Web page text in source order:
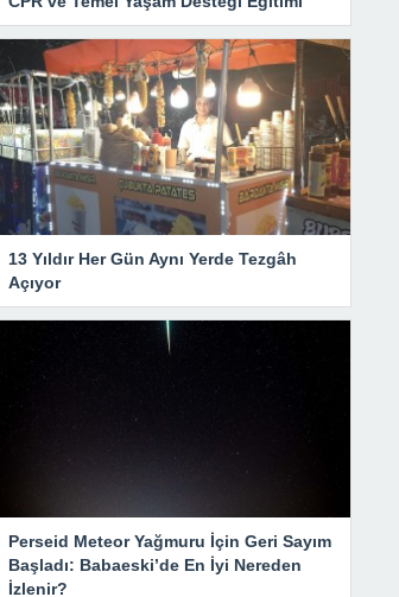
13 Yıldır Her Gün Aynı Yerde Tezgâh
Açıyor
Perseid Meteor Yağmuru İçin Geri Sayım
Başladı: Babaeski’de En İyi Nereden
İzlenir?